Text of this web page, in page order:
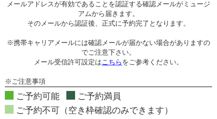
注意事項
メールアドレスが有効であることを認証する確認メールがミュージ
アムから届きます。
そのメールから認証後、正式に予約完了となります。
※携帯キャリアメールには確認メールが届かない場合がありますの
でご注意下さい。
メール受信許可設定はこちら をご参考ください。
※ご注意事項
ご予約可能
ご予約満員
ご予約不可（空き枠確認のみできます）